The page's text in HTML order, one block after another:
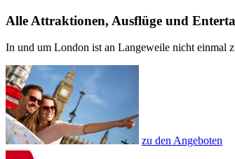
Alle Attraktionen, Ausflüge und
In und um London ist an Langeweile nicht einmal
zu den Angeboten